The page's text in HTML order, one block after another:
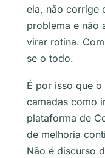
ela, não corrige
problema e não
virar rotina.
se o todo.
É por isso que
camadas como
plataforma de
de melhoria
Não é discurso